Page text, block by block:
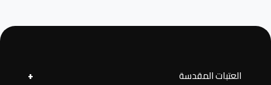
العتبات المقدسة